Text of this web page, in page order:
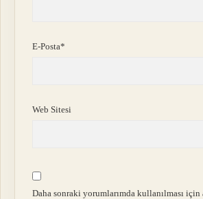
E-Posta*
Web Sitesi
Daha sonraki yorumlarımda kullanılması için